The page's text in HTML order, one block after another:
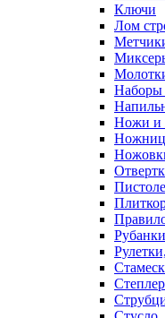
Ключи
Лом
Наборы
Ножи и